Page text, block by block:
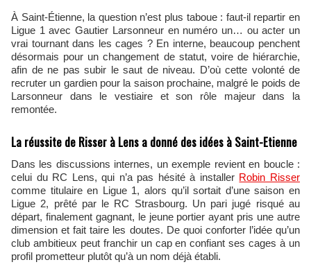
À Saint-Étienne, la question n’est plus taboue : faut‑il repartir en
Ligue 1 avec Gautier Larsonneur en numéro un… ou acter un
vrai tournant dans les cages ? En interne, beaucoup penchent
désormais pour un changement de statut, voire de hiérarchie,
afin de ne pas subir le saut de niveau. D’où cette volonté de
recruter un gardien pour la saison prochaine, malgré le poids de
Larsonneur dans le vestiaire et son rôle majeur dans la
remontée.
La réussite de Risser à Lens a donné des idées à Saint-Etienne
Dans les discussions internes, un exemple revient en boucle :
celui du RC Lens, qui n’a pas hésité à installer Robin Risser
comme titulaire en Ligue 1, alors qu’il sortait d’une saison en
Ligue 2, prêté par le RC Strasbourg. Un pari jugé risqué au
départ, finalement gagnant, le jeune portier ayant pris une autre
dimension et fait taire les doutes. De quoi conforter l’idée qu’un
club ambitieux peut franchir un cap en confiant ses cages à un
profil prometteur plutôt qu’à un nom déjà établi.